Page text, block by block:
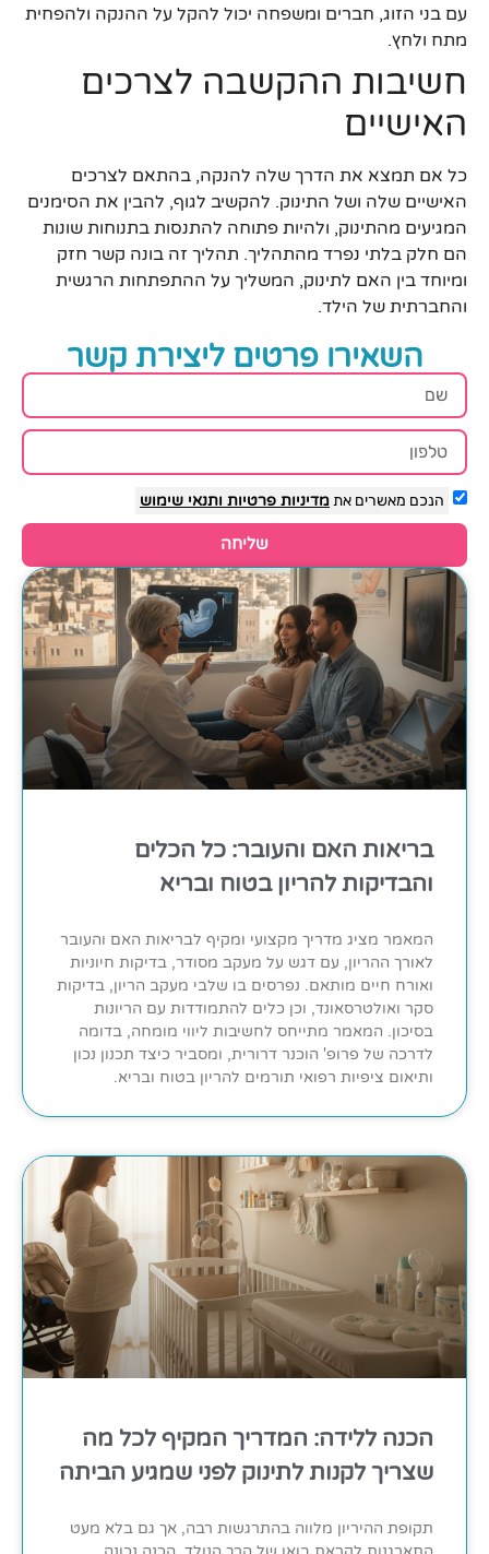
עם בני הזוג, חברים ומשפחה יכול להקל על ההנקה ולהפחית
מתח ולחץ.
חשיבות ההקשבה לצרכים
האישיים
כל אם תמצא את הדרך שלה להנקה, בהתאם לצרכים
האישיים שלה ושל התינוק. להקשיב לגוף, להבין את הסימנים
המגיעים מהתינוק, ולהיות פתוחה להתנסות בתנוחות שונות
הם חלק בלתי נפרד מהתהליך. תהליך זה בונה קשר חזק
ומיוחד בין האם לתינוק, המשליך על ההתפתחות הרגשית
והחברתית של הילד.
השאירו פרטים ליצירת קשר
הנכם מאשרים אתמדיניות פרטיות ותנאי שימוש
שליחה
בריאות האם והעובר: כל הכלים
והבדיקות להריון בטוח ובריא
המאמר מציג מדריך מקצועי ומקיף לבריאות האם והעובר
לאורך ההריון, עם דגש על מעקב מסודר, בדיקות חיוניות
ואורח חיים מותאם. נפרסים בו שלבי מעקב הריון, בדיקות
סקר ואולטרסאונד, וכן כלים להתמודדות עם הריונות
בסיכון. המאמר מתייחס לחשיבות ליווי מומחה, בדומה
לדרכה של פרופ' הוכנר דרורית, ומסביר כיצד תכנון נכון
ותיאום ציפיות רפואי תורמים להריון בטוח ובריא.
הכנה ללידה: המדריך המקיף לכל מה
שצריך לקנות לתינוק לפני שמגיע הביתה
תקופת ההיריון מלווה בהתרגשות רבה, אך גם בלא מעט